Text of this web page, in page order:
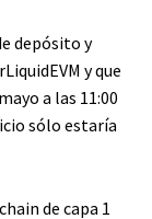
depósito y
y que
a las 11:00
sólo estaría
de capa 1